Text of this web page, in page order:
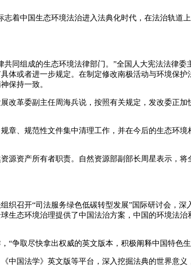
中国生态环境法治进入法典化时代，在法治轨道
组成的生态环境法律部门。”全国人大宪法法律委
体或者进一步规定。在制定修改南极活动与环境保
保持一致。
革委副主任周海兵说，按照有关规定，发改委正加
、规范性文件集中清理工作，并在今后的生态环境
资产所有者职责。自然资源部副部长周星表示，将
召开“司法服务绿色低碳转型发展”国际研讨会，深
生态环境治理提供了中国法治方案，中国的环境法
取尽快拿出权威的英文版本，积极阐释中国特色生
国法学》英文版等平台，深入挖掘法典的世界意义